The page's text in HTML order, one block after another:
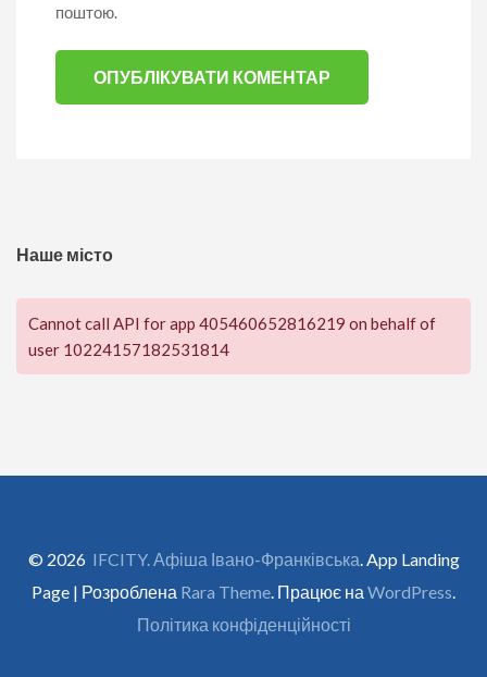
поштою.
Наше місто
Cannot call API for app 405460652816219 on behalf of
user 10224157182531814
© 2026 IFCITY. Афіша Івано-Франківська . App Landing
Page | Розроблена Rara Theme . Працює на WordPress
Політика конфіденційності